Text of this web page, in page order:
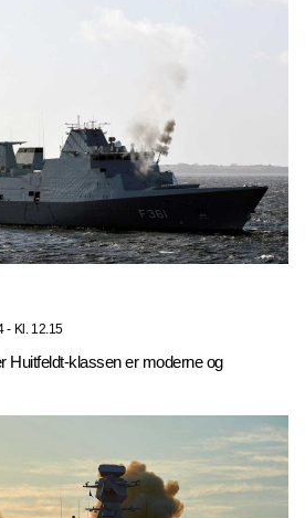
- Kl. 12.15
Huitfeldt-klassen er moderne og